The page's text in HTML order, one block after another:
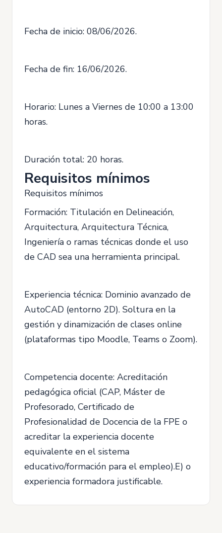
Fecha de inicio: 08/06/2026.
Fecha de fin: 16/06/2026.
Horario: Lunes a Viernes de 10:00 a 13:00
horas.
Duración total: 20 horas.
Requisitos mínimos
Requisitos mínimos
Formación: Titulación en Delineación,
Arquitectura, Arquitectura Técnica,
Ingeniería o ramas técnicas donde el uso
de CAD sea una herramienta principal.
Experiencia técnica: Dominio avanzado de
AutoCAD (entorno 2D). Soltura en la
gestión y dinamización de clases online
(plataformas tipo Moodle, Teams o Zoom).
Competencia docente: Acreditación
pedagógica oficial (CAP, Máster de
Profesorado, Certificado de
Profesionalidad de Docencia de la FPE o
acreditar la experiencia docente
equivalente en el sistema
educativo/formación para el empleo).E) o
experiencia formadora justificable.